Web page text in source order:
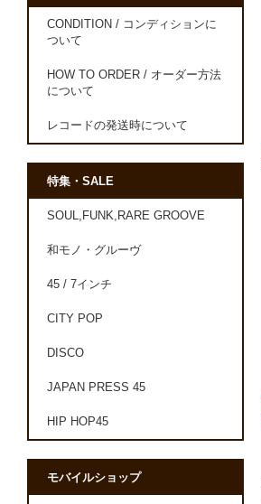
CONDITION / コンディションに
ついて
HOW TO ORDER / オーダー方法
について
レコードの発送時について
特集・SALE
SOUL,FUNK,RARE GROOVE
和モノ・グルーヴ
45 / 7インチ
CITY POP
DISCO
JAPAN PRESS 45
HIP HOP45
モバイルショップ